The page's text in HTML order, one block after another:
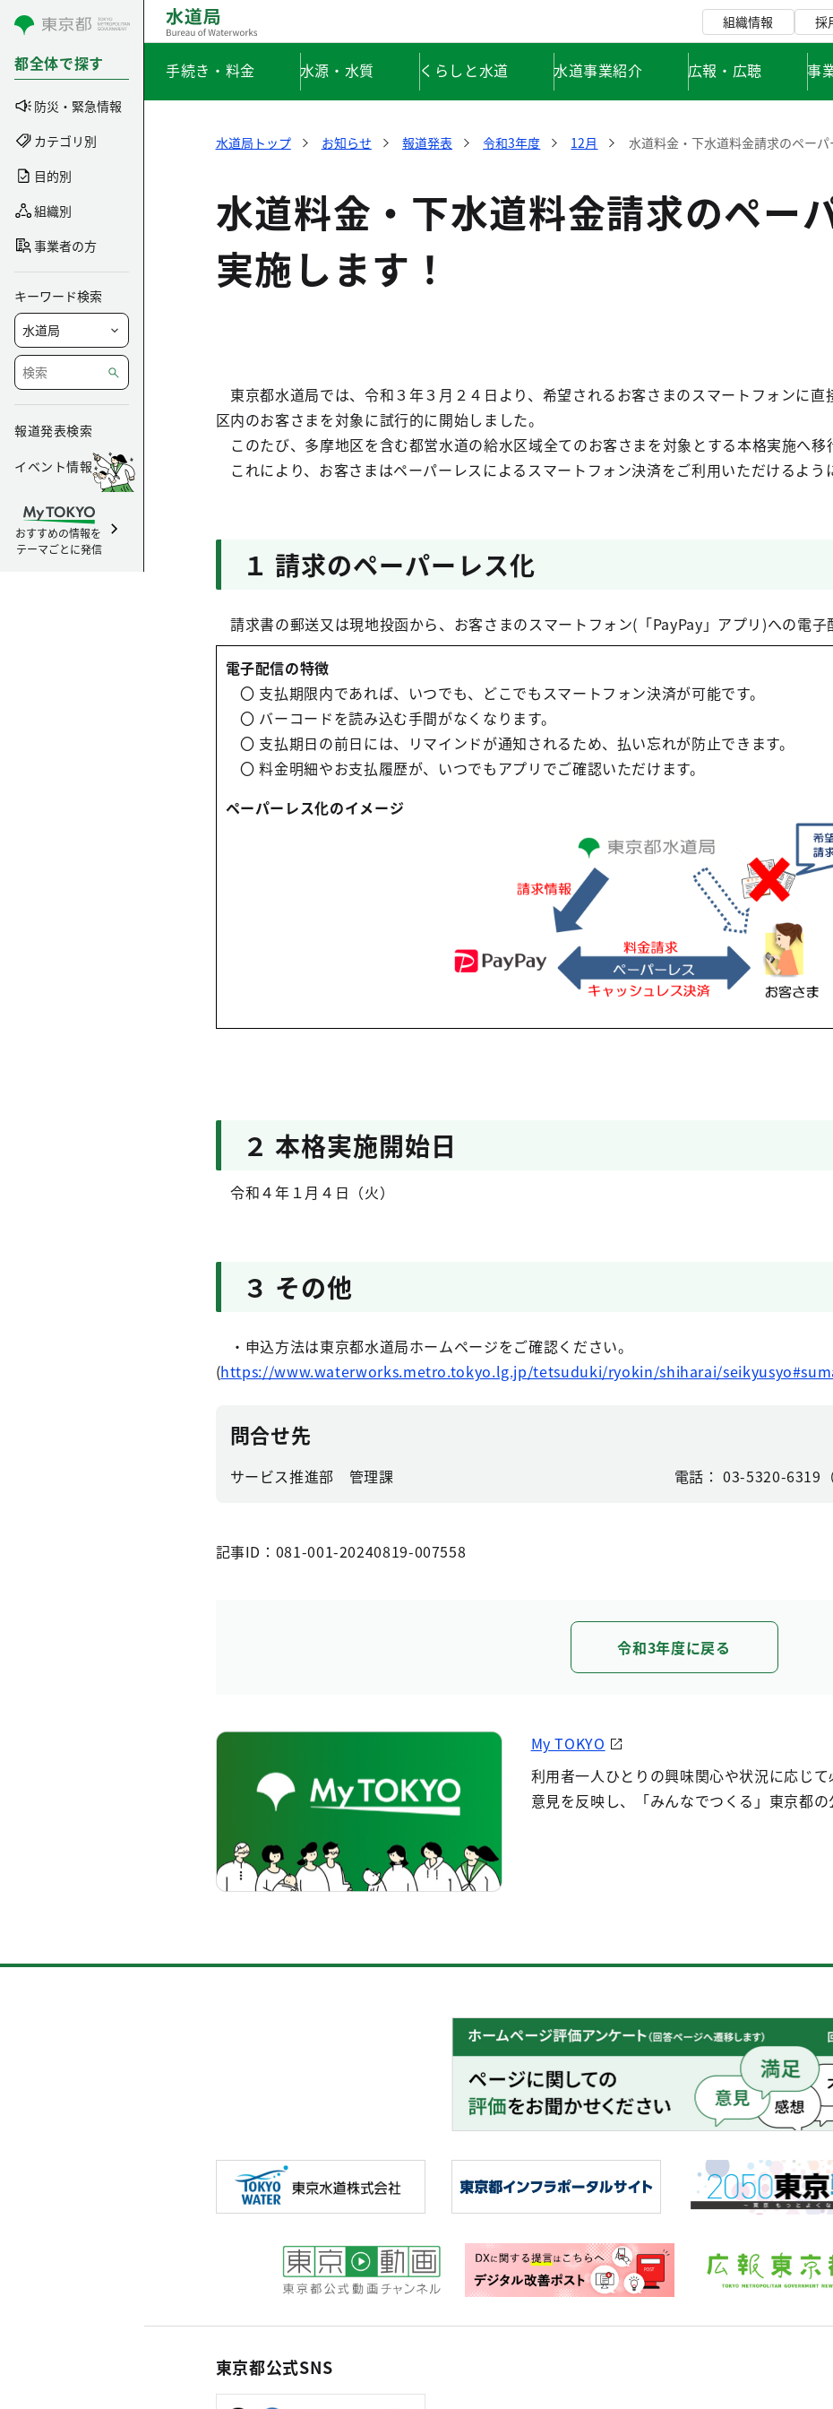
コンテンツにスキップ
都全体で探す
防災・緊急情報
カテゴリ別
目的別
組織別
事業者の方
キーワード検索
報道発表検索
イベント情報
おすすめの情報を
テーマごとに発信
組織情報 採
手続き・料金 水源・水質 くらしと水道 水道事業紹介 広報・広聴 事
水道局トップ お知らせ 報道発表 令和3年度 12月 水道料金・下水道料金請求のペー
水道料金・下水道料金請求のペー
実施します！
東京都水道局では、令和３年３月２４日より、希望されるお客さまのスマートフォンに直
区内のお客さまを対象に試行的に開始しました。
このたび、多摩地区を含む都営水道の給水区域全てのお客さまを対象とする本格実施へ移
これにより、お客さまはペーパーレスによるスマートフォン決済をご利用いただけるよう
１ 請求のペーパーレス化
請求書の郵送又は現地投函から、お客さまのスマートフォン(「PayPay」アプリ)への電子
電子配信の特徴
〇 支払期限内であれば、いつでも、どこでもスマートフォン決済が可能です。
〇 バーコードを読み込む手間がなくなります。
〇 支払期日の前日には、リマインドが通知されるため、払い忘れが防止できます。
〇 料金明細やお支払履歴が、いつでもアプリでご確認いただけます。
ペーパーレス化のイメージ
２ 本格実施開始日
令和４年１月４日（火）
３ その他
・申込方法は東京都水道局ホームページをご確認ください。
(https://www.waterworks.metro.tokyo.lg.jp/tetsuduki/ryokin/shiharai/
問合せ先
サービス推進部 管理課 電話： 03-5320-6319（
記事ID：081-001-20240819-007558
令和3年度に戻る
My TOKYO
利用者一人ひとりの興味関心や状況に応じ
意見を反映し、「みんなでつくる」東京都の
東京都公式SNS